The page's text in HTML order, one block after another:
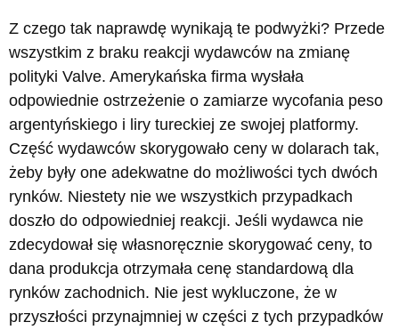
Z czego tak naprawdę wynikają te podwyżki? Przede
wszystkim z braku reakcji wydawców na zmianę
polityki Valve. Amerykańska firma wysłała
odpowiednie ostrzeżenie o zamiarze wycofania peso
argentyńskiego i liry tureckiej ze swojej platformy.
Część wydawców skorygowało ceny w dolarach tak,
żeby były one adekwatne do możliwości tych dwóch
rynków. Niestety nie we wszystkich przypadkach
doszło do odpowiedniej reakcji. Jeśli wydawca nie
zdecydował się własnoręcznie skorygować ceny, to
dana produkcja otrzymała cenę standardową dla
rynków zachodnich. Nie jest wykluczone, że w
przyszłości przynajmniej w części z tych przypadków